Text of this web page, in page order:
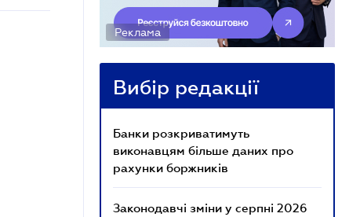
Реклама
Вибір редакції
Банки розкриватимуть
виконавцям більше даних про
рахунки боржників
Законодавчі зміни у серпні 2026